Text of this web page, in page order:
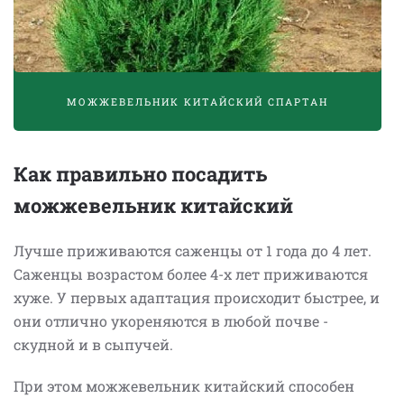
МОЖЖЕВЕЛЬНИК КИТАЙСКИЙ СПАРТАН
Как правильно посадить
можжевельник китайский
Лучше приживаются саженцы от 1 года до 4 лет.
Саженцы возрастом более 4-х лет приживаются
хуже. У первых адаптация происходит быстрее, и
они отлично укореняются в любой почве -
скудной и в сыпучей.
При этом можжевельник китайский способен